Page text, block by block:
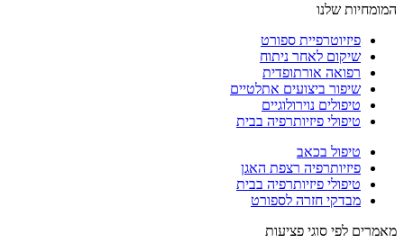
המומחיות שלנו
פיזיוטרפיית ספורט
שיקום לאחר ניתוח
רפואה אורתופדית
שיפור ביצועים אתלטיים
טיפולים נוירולוגיים
טיפולי פיזיותרפיה בבית
טיפול בכאב
פיזיותרפיה רצפת האגן
טיפולי פיזיותרפיה בבית
מבדקי חזרה לספורט
מאמרים לפי סוגי פציעות